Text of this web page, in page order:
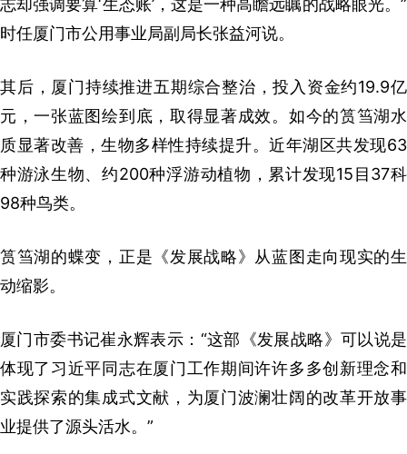
志却强调要算‘生态账’，这是一种高瞻远瞩的战略眼光。”
时任厦门市公用事业局副局长张益河说。
其后，厦门持续推进五期综合整治，投入资金约19.9亿
元，一张蓝图绘到底，取得显著成效。如今的筼筜湖水
质显著改善，生物多样性持续提升。近年湖区共发现63
种游泳生物、约200种浮游动植物，累计发现15目37科
98种鸟类。
筼筜湖的蝶变，正是《发展战略》从蓝图走向现实的生
动缩影。
厦门市委书记崔永辉表示：“这部《发展战略》可以说是
体现了习近平同志在厦门工作期间许许多多创新理念和
实践探索的集成式文献，为厦门波澜壮阔的改革开放事
业提供了源头活水。”